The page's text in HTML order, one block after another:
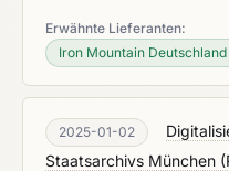
Erwähnte Lieferanten:
Iron Mountain Deutschland
2025-01-02
Staatsarchivs München